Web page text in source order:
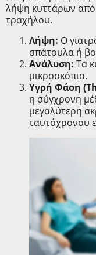
λήψη κυττάρων από
τραχήλου.
Λήψη: Ο
σπάτουλα ή
Ανάλυση: Τα
μικροσκόπιο.
Υγρή Φάση
η σύγχρονη
μεγαλύτερη
ταυτόχρονου